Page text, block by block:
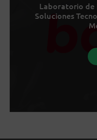
Laboratorio
Soluciones